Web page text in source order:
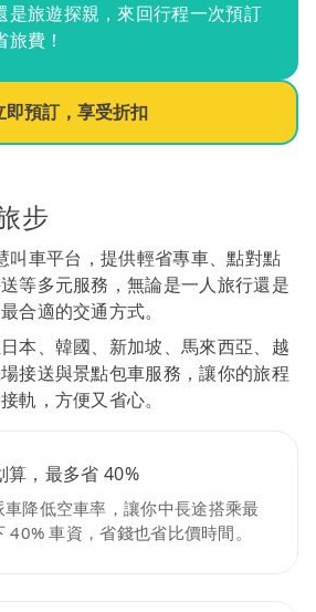
是旅遊探親，來回行程一次預訂
費！
即預訂，享受折扣
步
車平台，提供輕省專車、點對點
等多元服務，無論是一人旅行還是
合適的交通方式。
本、韓國、新加坡、馬來西亞、越
接送與景點包車服務，讓你的旅程
軌，方便又省心。
算，最多省 40%
車降低空車率，讓你中長途搭乘最
40% 車資，省錢也省比價時間。